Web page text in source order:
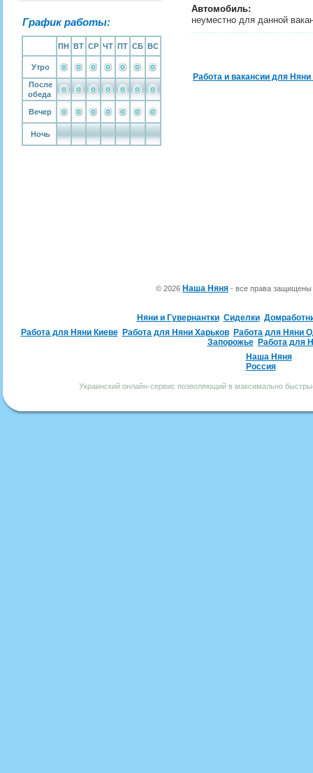
График работы:
ПН ВТ СР ЧТ ПТ СБ ВС
Утро
После
обеда
Вечер
Ночь
Автомобиль:
неуместно для данной
Работа и вакансии для
© 2026 Наша Няня - все права
Няни и Гувернантки Сиделки
Работа для Няни Киеве
Работа для Няни Харьков
Работа для Няни
Запорожье
Работа для
Наша Няня
Россия
Украинский онлайн-сервис позволяющий в максимально